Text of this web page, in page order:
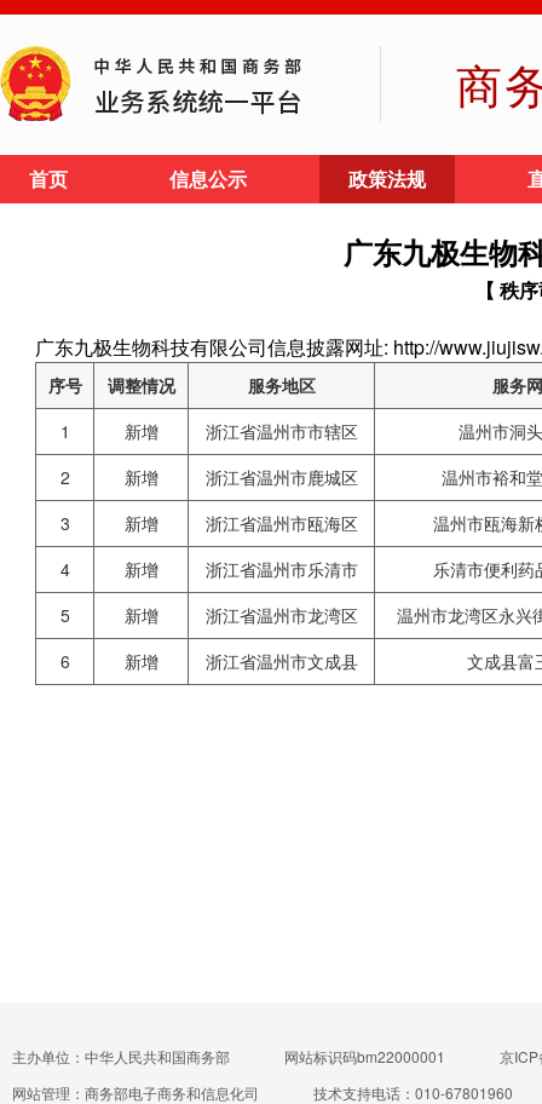
商
首页 信息公示 政策法规
广东九极生物
【 秩
广东九极生物科技有限公司信息披露网址: http://
序号 调整情况 服务地区
服务
1
新增 浙江省温州市市辖区
温州市洞
2
新增 浙江省温州市鹿城区
温州市裕和
3
新增 浙江省温州市瓯海区
温州市瓯海新
4
新增 浙江省温州市乐清市
乐清市便利药
5
新增 浙江省温州市龙湾区
温州市龙湾区永兴
6
新增 浙江省温州市文成县 文成县富
主办单位：中华人民共和国商务部 网站标识码bm22000001
京
网站管理：商务部电子商务和信息化司
技术支持电话：010-67801960